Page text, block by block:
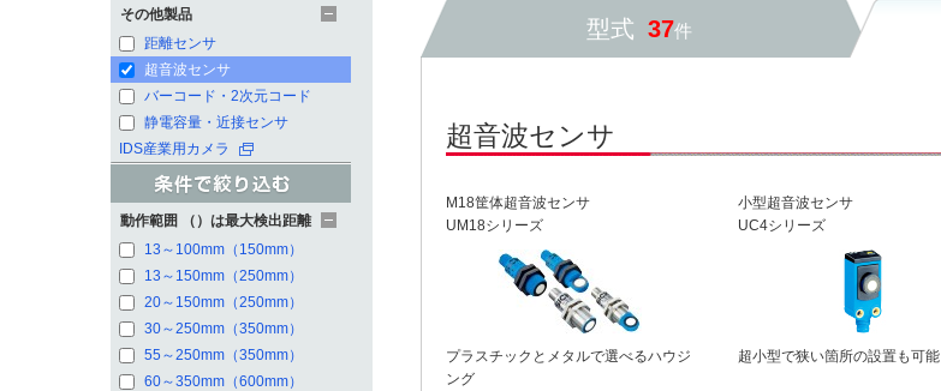
その他製品
距離センサ
超音波センサ
バーコード・2次元コード
静電容量・近接センサ
IDS産業用カメラ
動作範囲 （）は最大検出距離
13～100mm（150mm）
13～150mm（250mm）
20～150mm（250mm）
30～250mm（350mm）
55～250mm（350mm）
60～350mm（600mm）
型式 37件
超音波センサ
M18筐体超音波センサ
UM18シリーズ
プラスチックとメタルで選べるハウジ
ング
小型超音波センサ
UC4シリーズ
超小型で狭い箇所の設置も可能